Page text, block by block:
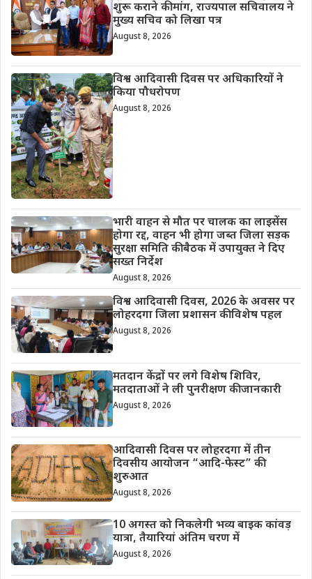
शुरू कराने की मांग, राज्यपाल सचिवालय ने
मुख्य सचिव को लिखा पत्र
August 8, 2026
विश्व आदिवासी दिवस पर अधिकारियों ने
किया पौधरोपण
August 8, 2026
भारी वाहन से मौत पर चालक का लाइसेंस
होगा रद्द, वाहन भी होगा जब्त जिला सड़क
सुरक्षा समिति की बैठक में उपायुक्त ने दिए
सख्त निर्देश
August 8, 2026
विश्व आदिवासी दिवस, 2026 के अवसर पर
लोहरदगा जिला प्रशासन की विशेष पहल
August 8, 2026
मतदान केंद्रों पर लगे विशेष शिविर,
मतदाताओं ने ली पुनरीक्षण की जानकारी
August 8, 2026
आदिवासी दिवस पर लोहरदगा में तीन
दिवसीय आयोजन “आदि-फेस्ट” की
शुरुआत
August 8, 2026
10 अगस्त को निकलेगी भव्य बाइक कांवड़
यात्रा, तैयारियां अंतिम चरण में
August 8, 2026